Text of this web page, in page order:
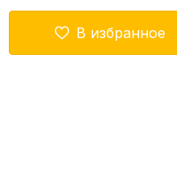
В избранное